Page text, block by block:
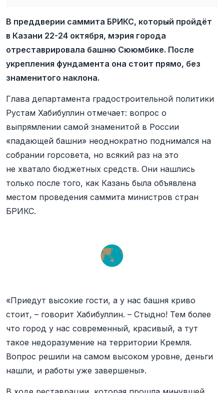
В преддверии саммита БРИКС, который пройдёт
в Казани 22-24 октября, мэрия города
отреставрировала башню Сююмбике. После
укрепления фундамента она стоит прямо, без
знаменитого наклона.
Глава департамента градостроительной политики
Рустам Хабибуллин отмечает: вопрос о
выпрямлении самой знаменитой в России
«падающей башни» неоднократно поднимался на
собрании горсовета, но всякий раз на это
не хватало бюджетных средств. Они нашлись
только после того, как Казань была объявлена
местом проведения саммита министров стран
БРИКС.
«Приедут высокие гости, а у нас башня криво
стоит, – говорит Хабибуллин. – Стыдно! Тем более
что город у нас современный, красивый, а тут
такое недоразумение на территории Кремля.
Вопрос решили на самом высоком уровне, деньги
нашли, и работы уже завершены».